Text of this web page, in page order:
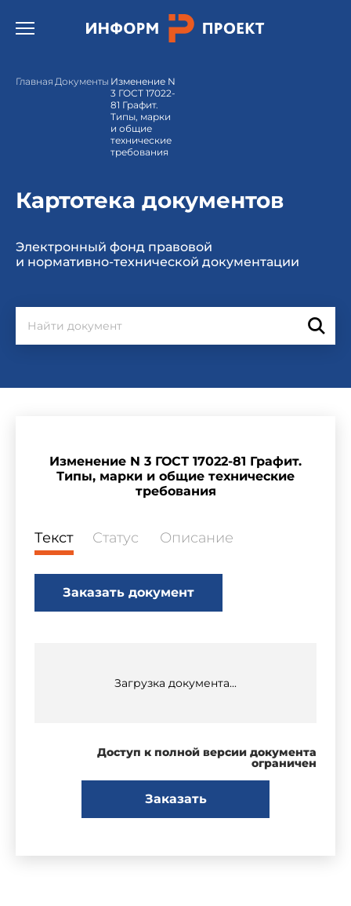
Открыть бургер меню.
Главная Документы Изменение N
3 ГОСТ 17022-
81 Графит.
Типы, марки
и общие
технические
требования
Картотека документов
Электронный фонд правовой
и нормативно-технической документации
Изменение N 3 ГОСТ 17022-81 Графит.
Типы, марки и общие технические
требования
Текст Статус Описание
Заказать документ
Загрузка документа...
Доступ к полной версии документа
ограничен
Заказать